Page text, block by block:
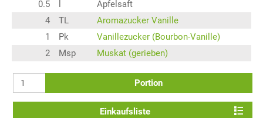
0.5
Apfelsaft
4
TL
Aromazucker Vanille
1
Pk
Vanillezucker (Bourbon-Vanille)
2
Msp Muskat (gerieben)
Portion
Einkaufsliste